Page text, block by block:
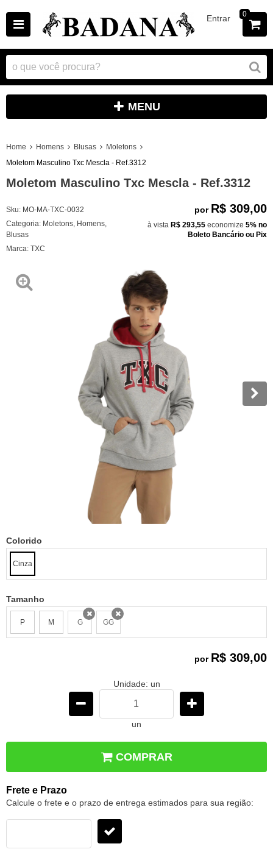
Entrar 0
MENU
Home Homens Blusas
Moletons
Moletom Masculino Txc Mescla - Ref.3312
Moletom Masculino Txc Mescla - Ref.3312
Sku: MO-MA-TXC-0032
Categoria: Moletons Homens
Blusas
Marca: TXC
por R$ 309,00
à vista R$ 293,55 economize 5% no
Boleto Bancário ou Pix
Colorido
Cinza
Tamanho
P M G GGx
por R$ 309,00
Unidade: un
un
COMPRAR
Frete e Prazo
Calcule o frete e o prazo de entrega estimados para sua região: